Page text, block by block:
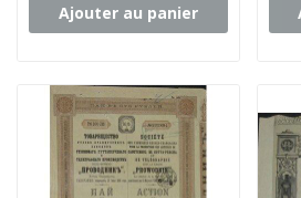
Ajouter au panier